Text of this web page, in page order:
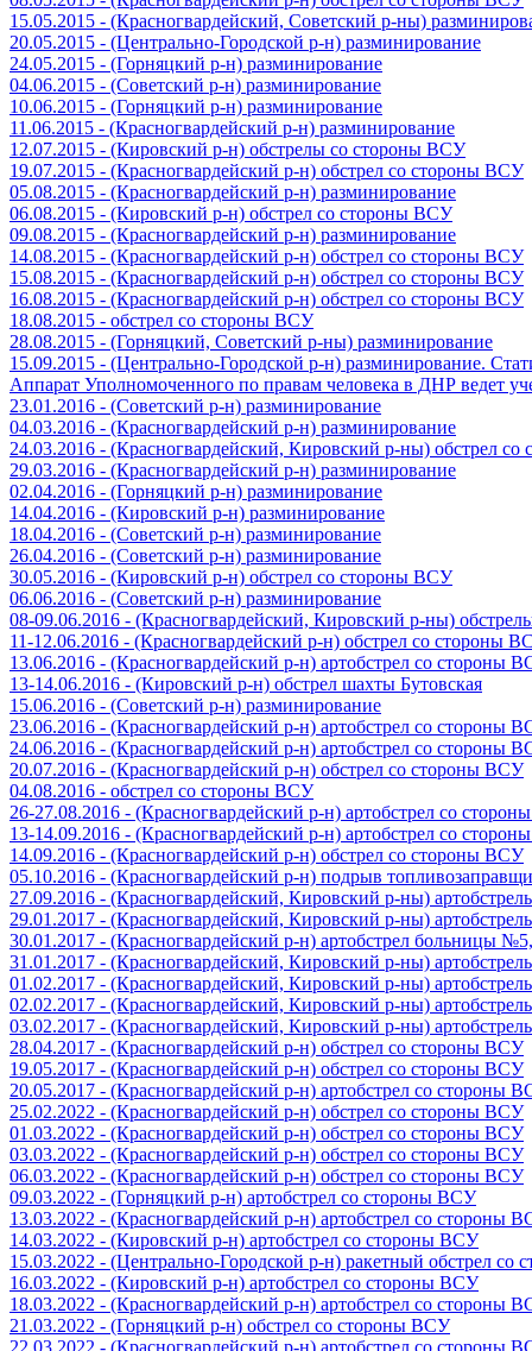
15.05.2015 - (Красногвардейский, Советский р-ны)
20.05.2015 - (Центрально-Городской р-н) разминирование
24.05.2015 - (Горняцкий р-н) разминирование
04.06.2015 - (Советский р-н) разминирование
10.06.2015 - (Горняцкий р-н) разминирование
11.06.2015 - (Красногвардейский р-н) разминирование
12.07.2015 - (Кировский р-н) обстрелы со стороны ВСУ
19.07.2015 - (Красногвардейский р-н) обстрел со стороны ВСУ
05.08.2015 - (Красногвардейский р-н) разминирование
06.08.2015 - (Кировский р-н) обстрел со стороны ВСУ
09.08.2015 - (Красногвардейский р-н) разминирование
14.08.2015 - (Красногвардейский р-н) обстрел со стороны ВСУ
15.08.2015 - (Красногвардейский р-н) обстрел со стороны ВСУ
16.08.2015 - (Красногвардейский р-н) обстрел со стороны ВСУ
18.08.2015 - обстрел со стороны ВСУ
28.08.2015 - (Горняцкий, Советский р-ны) разминирование
15.09.2015 - (Центрально-Городской р-н) разминирование.
Аппарат Уполномоченного по правам человека в ДНР ведет
23.01.2016 - (Советский р-н) разминирование
04.03.2016 - (Красногвардейский р-н) разминирование
24.03.2016 - (Красногвардейский, Кировский р-ны) обстрел
29.03.2016 - (Красногвардейский р-н) разминирование
02.04.2016 - (Горняцкий р-н) разминирование
14.04.2016 - (Кировский р-н) разминирование
18.04.2016 - (Советский р-н) разминирование
26.04.2016 - (Советский р-н) разминирование
30.05.2016 - (Кировский р-н) обстрел со стороны ВСУ
06.06.2016 - (Советский р-н) разминирование
08-09.06.2016 - (Красногвардейский, Кировский р-ны)
11-12.06.2016 - (Красногвардейский р-н) обстрел со стороны
13.06.2016 - (Красногвардейский р-н) артобстрел со стороны
13-14.06.2016 - (Кировский р-н) обстрел шахты Бутовская
15.06.2016 - (Советский р-н) разминирование
23.06.2016 - (Красногвардейский р-н) артобстрел со стороны
24.06.2016 - (Красногвардейский р-н) артобстрел со стороны
20.07.2016 - (Красногвардейский р-н) обстрел со стороны ВСУ
04.08.2016 - обстрел со стороны ВСУ
26-27.08.2016 - (Красногвардейский р-н) артобстрел со
13-14.09.2016 - (Красногвардейский р-н) артобстрел со
14.09.2016 - (Красногвардейский р-н) обстрел со стороны ВСУ
05.10.2016 - (Красногвардейский р-н) подрыв
27.09.2016 - (Красногвардейский, Кировский р-ны)
29.01.2017 - (Красногвардейский, Кировский р-ны)
30.01.2017 - (Красногвардейский р-н) артобстрел больницы
31.01.2017 - (Красногвардейский, Кировский р-ны)
01.02.2017 - (Красногвардейский, Кировский р-ны)
02.02.2017 - (Красногвардейский, Кировский р-ны)
03.02.2017 - (Красногвардейский, Кировский р-ны)
28.04.2017 - (Красногвардейский р-н) обстрел со стороны ВСУ
19.05.2017 - (Красногвардейский р-н) обстрел со стороны ВСУ
20.05.2017 - (Красногвардейский р-н) артобстрел со стороны
25.02.2022 - (Красногвардейский р-н) обстрел со стороны ВСУ
01.03.2022 - (Красногвардейский р-н) обстрел со стороны ВСУ
03.03.2022 - (Красногвардейский р-н) обстрел со стороны ВСУ
06.03.2022 - (Красногвардейский р-н) обстрел со стороны ВСУ
09.03.2022 - (Горняцкий р-н) артобстрел со стороны ВСУ
13.03.2022 - (Красногвардейский р-н) артобстрел со стороны
14.03.2022 - (Кировский р-н) артобстрел со стороны ВСУ
15.03.2022 - (Центрально-Городской р-н) ракетный обстрел со
16.03.2022 - (Кировский р-н) артобстрел со стороны ВСУ
18.03.2022 - (Красногвардейский р-н) артобстрел со стороны
21.03.2022 - (Горняцкий р-н) обстрел со стороны ВСУ
22.03.2022 - (Красногвардейский р-н) артобстрел со стороны